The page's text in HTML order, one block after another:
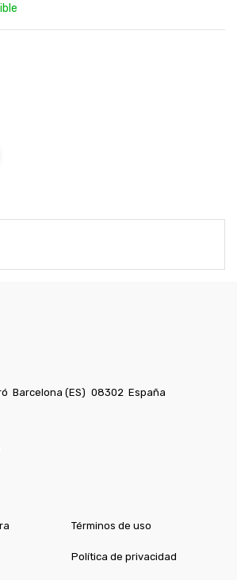
Barcelona (ES) 08302 España
Términos de uso
Política de privacidad